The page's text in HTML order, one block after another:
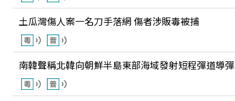
土瓜灣傷人案一名刀手落網 傷者涉販毒被捕
南韓聲稱北韓向朝鮮半島東部海域發射短程彈道導彈